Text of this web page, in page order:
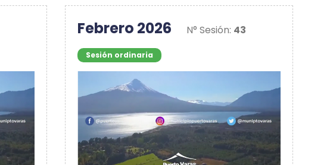
Febrero 2026 N° Sesión: 43
Sesión ordinaria